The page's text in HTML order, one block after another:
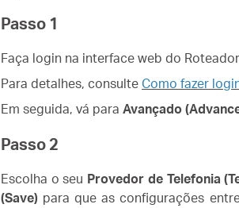
Passo 1
Faça login na interface web do Roteador
Para detalhes, consulte Como fazer
Em seguida, vá para Avançado
Passo 2
Escolha o seu Provedor de Telefonia
(Save) para que as configurações